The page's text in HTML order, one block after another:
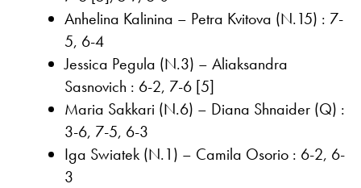
Anhelina Kalinina – Petra Kvitova (N.15) : 7-
5, 6-4
Jessica Pegula (N.3) – Aliaksandra
Sasnovich : 6-2, 7-6 [5]
Maria Sakkari (N.6) – Diana Shnaider (Q) :
3-6, 7-5, 6-3
Iga Swiatek (N.1) – Camila Osorio : 6-2, 6-
3